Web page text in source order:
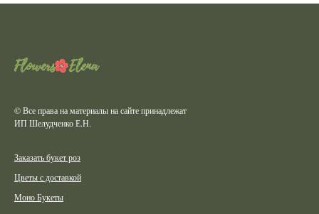
© Все права на материалы на сайте принадлежат
ИП Шелудченко Е.Н.
Заказать букет роз
Цветы с доставкой
Моно Букеты